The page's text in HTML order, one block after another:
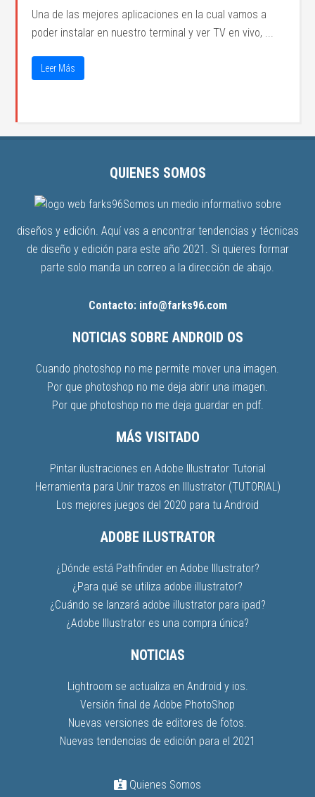
Una de las mejores aplicaciones en la cual vamos a
poder instalar en nuestro terminal y ver TV en vivo, ...
Leer Más
QUIENES SOMOS
Somos un medio informativo sobre
diseños y edición. Aquí vas a encontrar tendencias y técnicas
de diseño y edición para este año 2021. Si quieres formar
parte solo manda un correo a la dirección de abajo.
Contacto: info@farks96.com
NOTICIAS SOBRE ANDROID OS
Cuando photoshop no me permite mover una imagen.
Por que photoshop no me deja abrir una imagen.
Por que photoshop no me deja guardar en pdf.
MÁS VISITADO
Pintar ilustraciones en Adobe Illustrator Tutorial
Herramienta para Unir trazos en Illustrator (TUTORIAL)
Los mejores juegos del 2020 para tu Android
ADOBE ILUSTRATOR
¿Dónde está Pathfinder en Adobe Illustrator?
¿Para qué se utiliza adobe illustrator?
¿Cuándo se lanzará adobe illustrator para ipad?
¿Adobe Illustrator es una compra única?
NOTICIAS
Lightroom se actualiza en Android y ios.
Versión final de Adobe PhotoShop
Nuevas versiones de editores de fotos.
Nuevas tendencias de edición para el 2021
Quienes Somos